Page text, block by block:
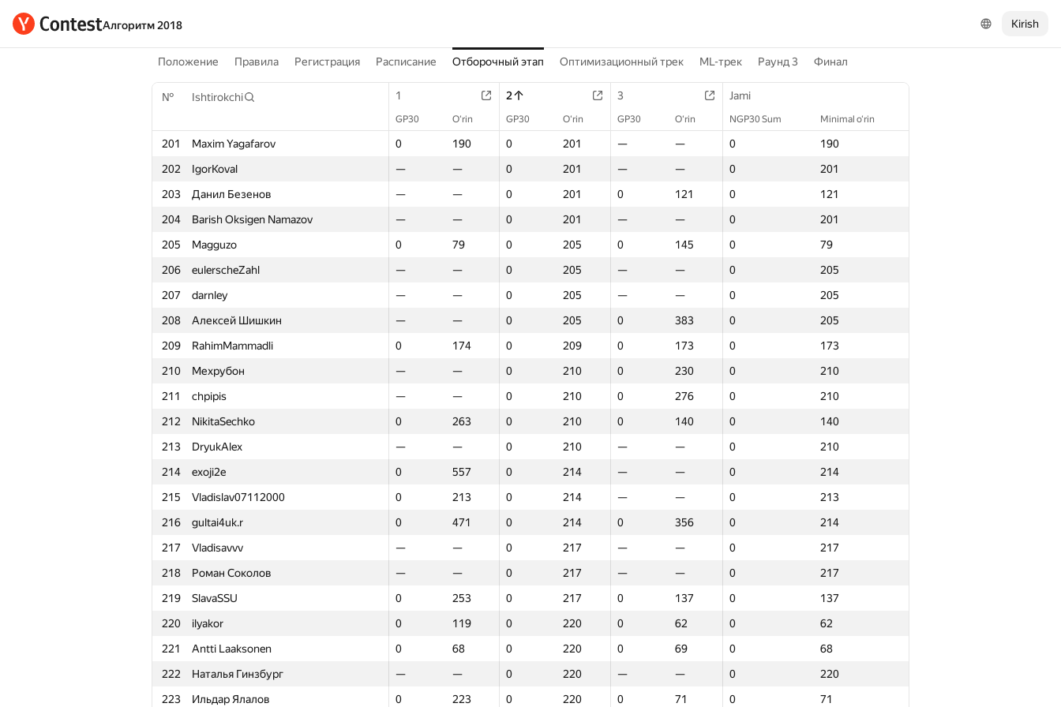
Алгоритм 2018 Kirish
Положение Правила Регистрация Расписание Отборочный этап Оптимизационный трек ML-трек Раунд 3 Финал
№ Ishtirokchi 1 2 3 Jami
GP30 O‘rin GP30 O‘rin GP30 O‘rin NGP30 Sum Minimal o‘rin
201 Maxim Yagafarov 0 190 0 201 — — 0
190
202
IgorKoval — — 0 201 — — 0
201
203
Данил Безенов — — 0 201 0 121 0
121
204
Barish Oksigen Namazov — — 0 201 — — 0
201
205
Magguzo 0 79 0 205 0 145 0
79
206
eulerscheZahl — — 0 205 — — 0
205
207
darnley — — 0 205 — — 0
205
208
Алексей Шишкин — — 0 205 0 383 0
205
209
RahimMammadli 0 174 0 209 0 173 0
173
210
Мехрубон — — 0 210 0 230 0
210
211
chpipis — — 0 210 0 276 0
210
212
NikitaSechko 0 263 0 210 0 140 0
140
213
DryukAlex — — 0 210 — — 0
210
214
exoji2e 0 557 0 214 — — 0
214
215
Vladislav07112000 0 213 0 214 — — 0
213
216
gultai4uk.r 0 471 0 214 0 356 0
214
217
Vladisavvv — — 0 217 — — 0
217
218
Роман Соколов — — 0 217 — — 0
217
219
SlavaSSU 0 253 0 217 0 137 0
137
220
ilyakor 0 119 0 220 0 62 0
62
221
Antti Laaksonen 0 68 0 220 0 69 0
68
222
Наталья Гинзбург — — 0 220 — — 0
220
223
Ильдар Ялалов 0 223 0 220 0 71 0
71
2 Jami
GP30 O‘rin GP30 O‘rin GP30 O‘rin NGP30 Sum Minimal o‘rin